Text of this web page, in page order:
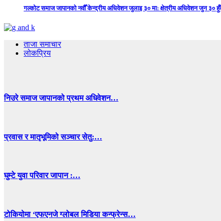
गल्कोट समाज जापानको नवौँ केन्द्रीय अधिवेशन जुलाइ ३० मा: क्षेत्रीय अधिवेशन जुन ३०
ताजा समाचार
लोकप्रिय
निउरे समाज जापानको प्रथम अधिवेशन…
प्रवास र मातृभूमिको सञ्चार सेतु:…
घुम्टे युवा परिवार जापान :…
टोकियोमा ‘एफएनजे ग्लोबल मिडिया कन्फ्रेन्स…